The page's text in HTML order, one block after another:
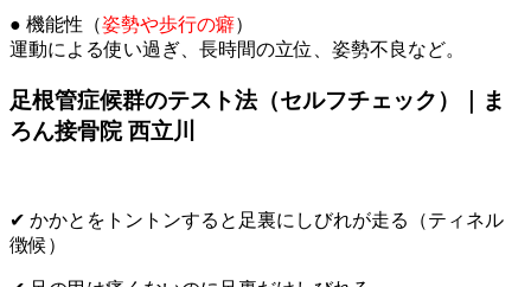
● 機能性（姿勢や歩行の癖）
運動による使い過ぎ、長時間の立位、姿勢不良など。
足根管症候群のテスト法（セルフチェック）｜ま
ろん接骨院 西立川
✔ かかとをトントンすると足裏にしびれが走る（ティネル
徴候）